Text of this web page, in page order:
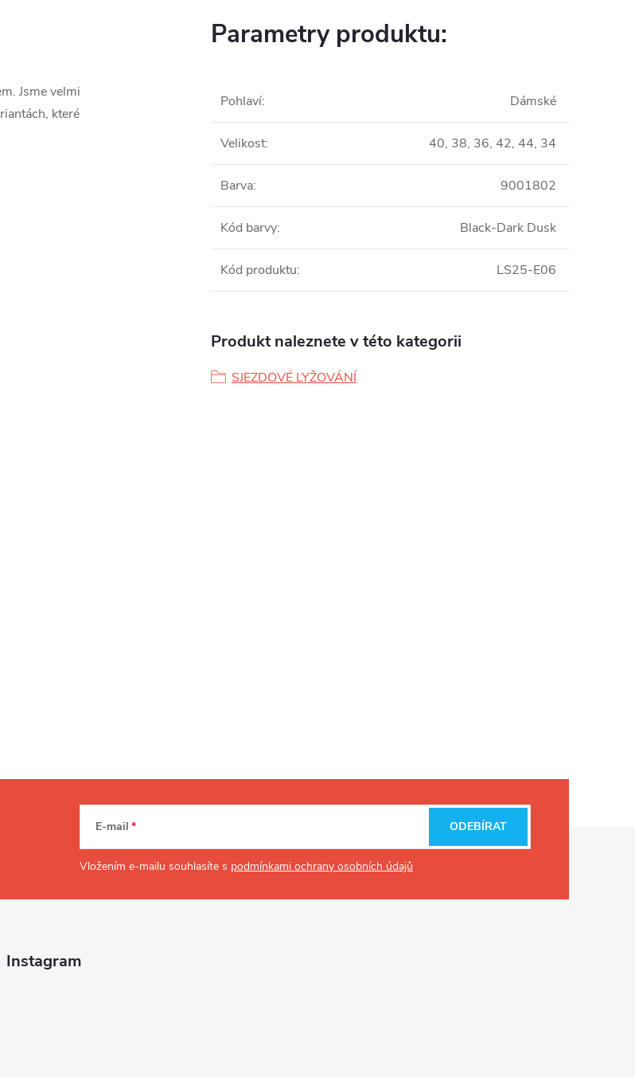
Jsme velmi
které
Parametry produktu:
Pohlaví: Dámské
Velikost: 40, 38, 36, 42, 44, 34
Barva: 9001802
Kód barvy: Black-Dark Dusk
Kód produktu: LS25-E06
Produkt naleznete v této kategorii
SJEZDOVÉ LYŽOVÁNÍ
E-mail
Vložením e-mailu souhlasíte s podmínkami ochrany osobních údajů
ODEBÍRAT
Instagram